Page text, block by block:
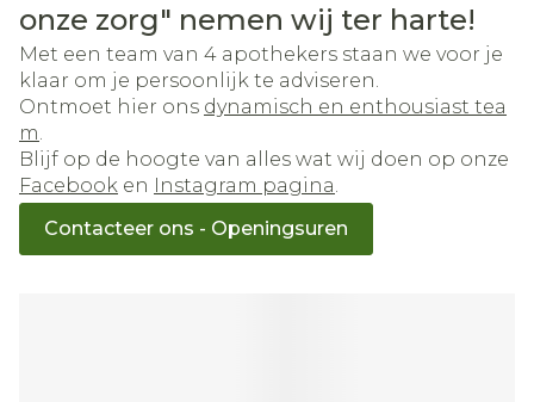
onze zorg" nemen wij ter harte!
Met een team van 4 apothekers staan we voor je
klaar om je persoonlijk te adviseren.
Ontmoet hier ons dynamisch en enthousiast tea
m.
Blijf op de hoogte van alles wat wij doen op onze
Facebook en Instagram pagina.
Contacteer ons - Openingsuren